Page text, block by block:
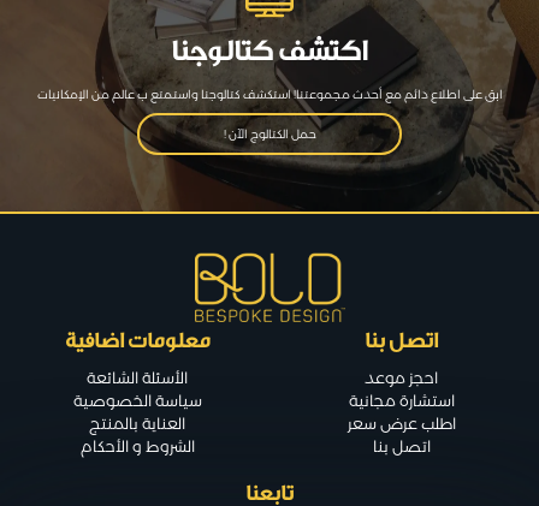
اكتشف كتالوجنا
ابق على اطلاع دائم مع أحدث مجموعتنا! استكشف كتالوجنا واستمتع ب عالم من الإمكانيات
حمل الكتالوج الآن !
اتصل بنا
احجز موعد
استشارة مجانية
اطلب عرض سعر
اتصل بنا
معلومات اضافية
الأسئلة الشائعة
سياسة الخصوصية
العناية بالمنتج
الشروط و الأحكام
تابعنا